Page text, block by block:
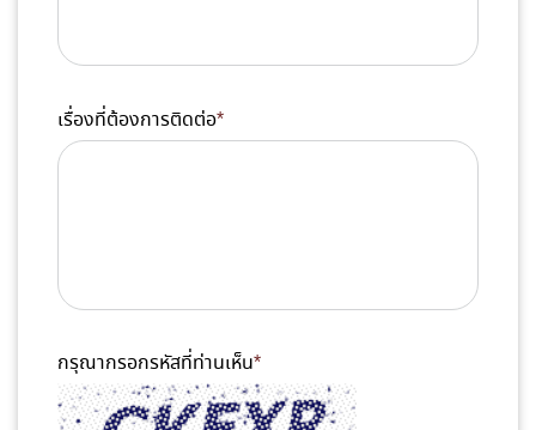
เรื่องที่ต้องการติดต่อ*
กรุณากรอกรหัสที่ท่านเห็น*